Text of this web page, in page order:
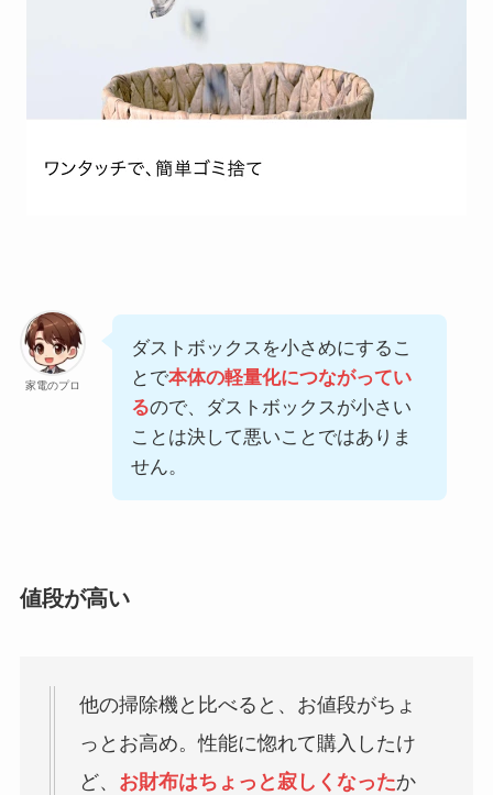
家電のプロ
ダストボックスを小さめにするこ
とで本体の軽量化につながってい
るので、ダストボックスが小さい
ことは決して悪いことではありま
せん。
値段が高い
他の掃除機と比べると、お値段がちょ
っとお高め。性能に惚れて購入したけ
ど、 お財布はちょっと寂しくなったか